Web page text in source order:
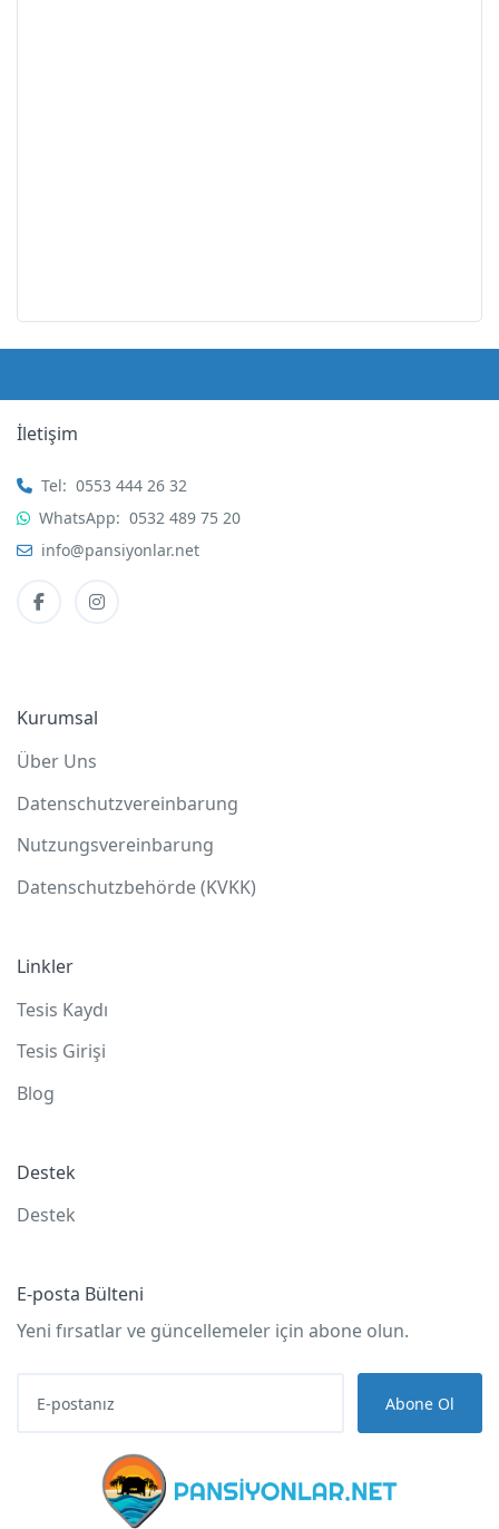
İletişim
Tel: 0553 444 26 32
WhatsApp: 0532 489 75 20
info@pansiyonlar.net
Kurumsal
Über Uns
Datenschutzvereinbarung
Nutzungsvereinbarung
Datenschutzbehörde (KVKK)
Linkler
Tesis Kaydı
Tesis Girişi
Blog
Destek
Destek
E-posta Bülteni
Yeni fırsatlar ve güncellemeler için abone olun.
Abone Ol